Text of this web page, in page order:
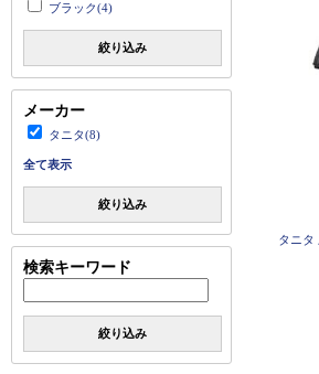
ブラック(4)
絞り込み
メーカー
タニタ(8)
全て表示
絞り込み
検索キーワード
絞り込み
タニタ